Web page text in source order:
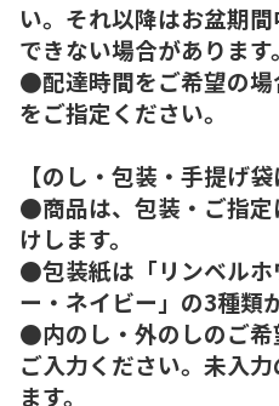
い。それ以降はお盆期
できない場合があります。
●配達時間をご希望の
をご指定ください。
【のし・包装・手提げ袋
●商品は、包装・ご指定
けします。
●包装紙は「リンベルホ
ー・ネイビー」の3種類
●内のし・外のしのご
ご入力ください。未入
ます。